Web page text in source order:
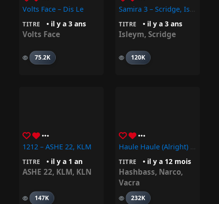
Volts Face – Dis Le
TITRE • il y a 3 ans
Volts Face
75.2K
Samira 3 – Scridge, Isleym
TITRE • il y a 3 ans
Isleym, Scridge
120K
1212 – ASHE 22, KLM
TITRE • il y a 1 an
ASHE 22, KLM, KLN
147K
Haule Haule (Alright) – Vacra, Hashbass, Narco
TITRE • il y a 12 mois
Hashbass, Narco,
Vacra
232K